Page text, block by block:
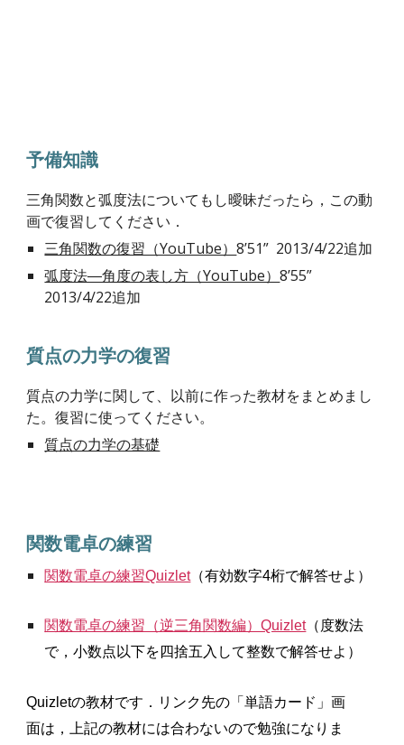
予備知識
三角関数と弧度法についてもし曖昧だったら，この動
画で復習してください．
三角関数の復習（YouTube）8’51” 2013/4/22追加
弧度法―角度の表し方（YouTube）8’55”
2013/4/22追加
質点の力学の復習
質点の力学に関して、以前に作った教材をまとめまし
た。復習に使ってください。
質点の力学の基礎
関数電卓の練習
関数電卓の練習Quizlet（有効数字4桁で解答せよ）
関数電卓の練習（逆三角関数編）Quizlet（度数法
で，小数点以下を四捨五入して整数で解答せよ）
Quizletの教材です．リンク先の「単語カード」画
面は，上記の教材には合わないので勉強になりま